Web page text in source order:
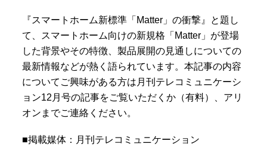
『スマートホーム新標準「Matter」の衝撃』と題し
て、スマートホーム向けの新規格「Matter」が登場
した背景やその特徴、製品展開の見通しについての
最新情報などが熱く語られています。本記事の内容
についてご興味がある方は月刊テレコミュニケーシ
ョン12月号の記事をご覧いただくか（有料）、アリ
オンまでご連絡ください。
■掲載媒体：月刊テレコミュニケーション